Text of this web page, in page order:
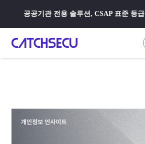
공공기관 전용 솔루션, CSAP 표준 등